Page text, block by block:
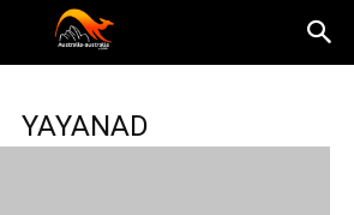
YAYANAD